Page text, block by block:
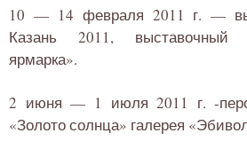
10 — 14 февраля 2011 г. —
Казань 2011, выставочный
ярмарка».
2 июня — 1 июля 2011 г. -
«Золото солнца» галерея